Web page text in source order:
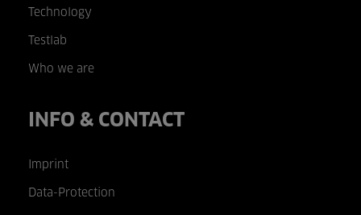
Technology
Testlab
Who we are
INFO & CONTACT
Imprint
Data-Protection